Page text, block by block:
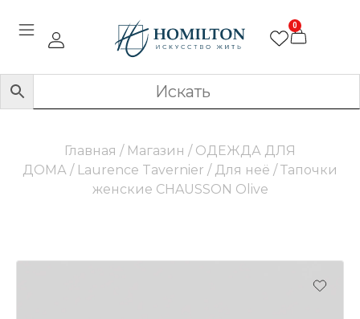
0
Главная / Магазин / ОДЕЖДА ДЛЯ
ДОМА / Laurence Tavernier / Для неё / Тапочки
женские CHAUSSON Olive